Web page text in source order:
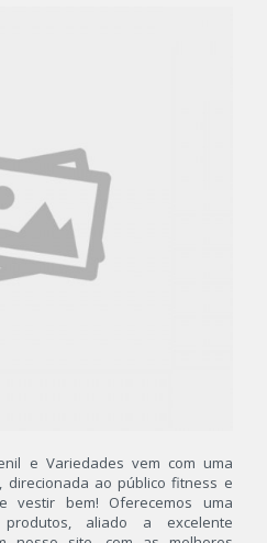
e Variedades vem com uma
direcionada ao público fitness e
vestir bem! Oferecemos uma
aliado a excelente